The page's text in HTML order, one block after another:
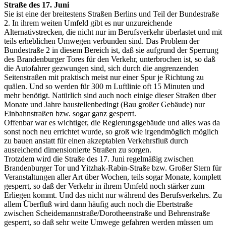
Straße des 17. Juni
Sie ist eine der breitestens Straßen Berlins und Teil der Bundestraße
2. In ihrem weiten Umfeld gibt es nur unzureichende
Alternativstrecken, die nicht nur im Berufsverkehr überlastet und mit
teils erheblichen Umwegen verbunden sind. Das Problem der
Bundestraße 2 in diesem Bereich ist, daß sie aufgrund der Sperrung
des Brandenburger Tores für den Verkehr, unterbrochen ist, so daß
die Autofahrer gezwungen sind, sich durch die angrenzenden
Seitenstraßen mit praktisch meist nur einer Spur je Richtung zu
quälen. Und so werden für 300 m Luftlinie oft 15 Minuten und
mehr benötigt. Natürlich sind auch noch einige dieser Straßen über
Monate und Jahre baustellenbedingt (Bau großer Gebäude) nur
Einbahnstraßen bzw. sogar ganz gesperrt.
Offenbar war es wichtiger, die Regierungsgebäude und alles was da
sonst noch neu errichtet wurde, so groß wie irgendmöglich möglich
zu bauen anstatt für einen akzeptablen Verkehrsfluß durch
ausreichend dimensionierte Straßen zu sorgen.
Trotzdem wird die Straße des 17. Juni regelmäßig zwischen
Brandenburger Tor und Yitzhak-Rabin-Straße bzw. Großer Stern für
Veranstaltungen aller Art über Wochen, teils sogar Monate, komplett
gesperrt, so daß der Verkehr in ihrem Umfeld noch stärker zum
Erliegen kommt. Und das nicht nur während des Berufsverkehrs. Zu
allem Überfluß wird dann häufig auch noch die Ebertstraße
zwischen Scheidemannstraße/Dorotheenstraße und Behrenstraße
gesperrt, so daß sehr weite Umwege gefahren werden müssen um